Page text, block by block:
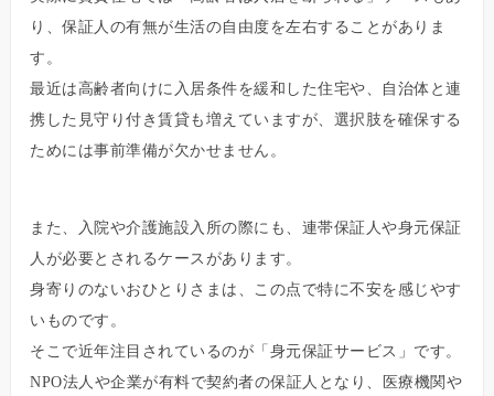
り、保証人の有無が生活の自由度を左右することがありま
す。
最近は高齢者向けに入居条件を緩和した住宅や、自治体と連
携した見守り付き賃貸も増えていますが、選択肢を確保する
ためには事前準備が欠かせません。
また、入院や介護施設入所の際にも、連帯保証人や身元保証
人が必要とされるケースがあります。
身寄りのないおひとりさまは、この点で特に不安を感じやす
いものです。
そこで近年注目されているのが「身元保証サービス」です。
NPO法人や企業が有料で契約者の保証人となり、医療機関や